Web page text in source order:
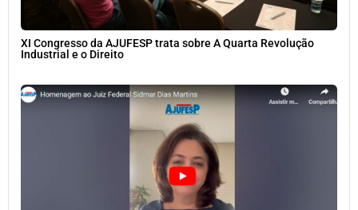
XI Congresso da AJUFESP trata sobre A Quarta Revolução
Industrial e o Direito